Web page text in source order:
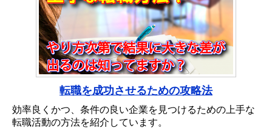
転職を成功させるための攻略法
効率良くかつ、条件の良い企業を見つけるための上手な
転職活動の方法を紹介しています。